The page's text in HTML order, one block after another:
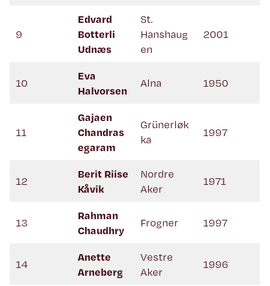
9
Edvard
Botterli
Udnæs
St.
Hanshaug
en
2001
10
Eva
Halvorsen
Alna 1950
11
Gajaen
Chandras
egaram
Grünerløk
ka
1997
12
Berit Riise
Kåvik
Nordre
Aker
1971
13
Rahman
Chaudhry
Frogner 1997
14
Anette
Arneberg
Vestre
Aker
1996